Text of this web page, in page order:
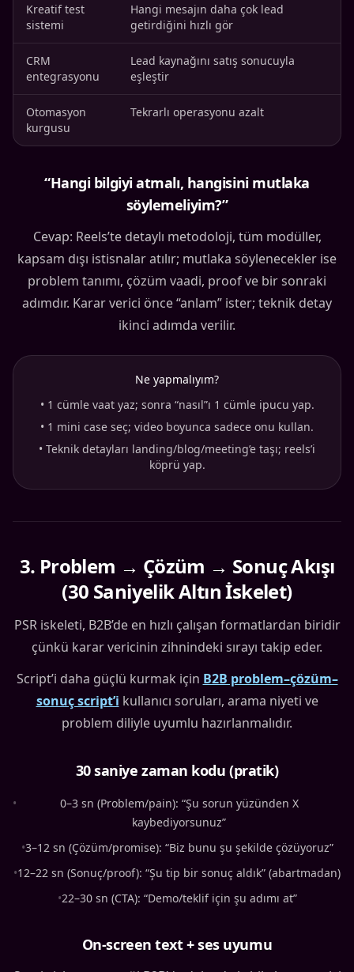
Kreatif test
sistemi
Hangi mesajın daha çok lead
getirdiğini hızlı gör
CRM
entegrasyonu
Lead kaynağını satış sonucuyla
eşleştir
Otomasyon
kurgusu
Tekrarlı operasyonu azalt
“Hangi bilgiyi atmalı, hangisini mutlaka
söylemeliyim?”
Cevap: Reels’te detaylı metodoloji, tüm modüller,
kapsam dışı istisnalar atılır; mutlaka söylenecekler ise
problem tanımı, çözüm vaadi, proof ve bir sonraki
adımdır. Karar verici önce “anlam” ister; teknik detay
ikinci adımda verilir.
Ne yapmalıyım?
• 1 cümle vaat yaz; sonra “nasıl”ı 1 cümle ipucu yap.
• 1 mini case seç; video boyunca sadece onu kullan.
• Teknik detayları landing/blog/meeting’e taşı; reels’i
köprü yap.
3. Problem → Çözüm → Sonuç Akışı
(30 Saniyelik Altın İskelet)
PSR iskeleti, B2B’de en hızlı çalışan formatlardan biridir
çünkü karar vericinin zihnindeki sırayı takip eder.
Script’i daha güçlü kurmak için B2B problem–çözüm–
sonuç script’i kullanıcı soruları, arama niyeti ve
problem diliyle uyumlu hazırlanmalıdır.
30 saniye zaman kodu (pratik)
•
0–3 sn (Problem/pain): “Şu sorun yüzünden X
kaybediyorsunuz”
•3–12 sn (Çözüm/promise): “Biz bunu şu şekilde çözüyoruz”
•12–22 sn (Sonuç/proof): “Şu tip bir sonuç aldık” (abartmadan)
•22–30 sn (CTA): “Demo/teklif için şu adımı at”
On-screen text + ses uyumu